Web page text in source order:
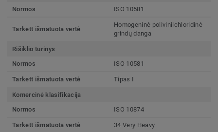
Normos
ISO 10581
Tarkett išmatuota vertė
Homogeninė polivinilchloridinė
grindų danga
Rišiklio turinys
Normos
ISO 10581
Tarkett išmatuota vertė Tipas I
Komercinė klasifikacija
Normos
ISO 10874
Tarkett išmatuota vertė 34 Very Heavy